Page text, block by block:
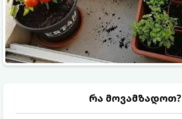
რა მოვამზადოთ?